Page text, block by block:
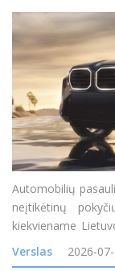
Automobilių
neįtikėtinų
kiekviename
visureigis buvo
skirta miškų takam
Verslas 2026-